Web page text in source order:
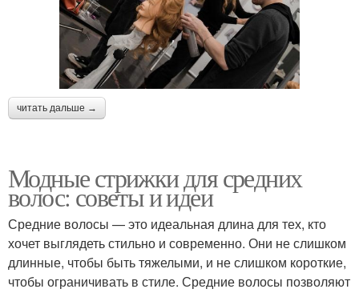
читать дальше →
Модные стрижки для средних
волос: советы и идеи
Средние волосы — это идеальная длина для тех, кто
хочет выглядеть стильно и современно. Они не слишком
длинные, чтобы быть тяжелыми, и не слишком короткие,
чтобы ограничивать в стиле. Средние волосы позволяют